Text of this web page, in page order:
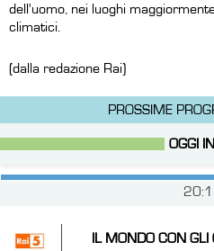
dell'uomo, nei luoghi
climatici.
(dalla redazione Rai)
PROSSIME
OGGI
IL MONDO CON